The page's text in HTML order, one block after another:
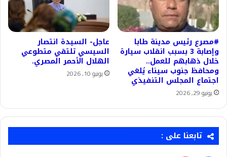
#مصرع رئيس مدينة طابا
وإصابة 3 بسبب انقلاب سيارة
خلال ذهابهم للعمل..
ومحافظ جنوب سيناء يُلغي
اجتماع المجلس التنفيذي
يونيو 29, 2026
عاجل- السيدة انتصار
السيسي تلتقي متطوعي
الهلال الأحمر المصري.
يونيو 10, 2026
تابعنا على :